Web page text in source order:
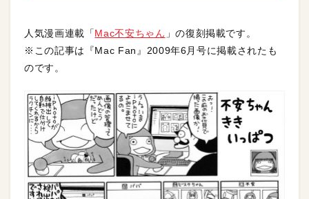
人気漫画連載「Mac不安ちゃん 」の復刻掲載です。
※この記事は『Mac Fan』2009年6月号に掲載されたも
のです。